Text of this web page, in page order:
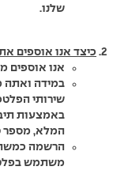
שלנו.
כיצד אנו אוספים
אנו אוספים
במידה ואתה
שירותי
באמצעות
המלא, מספר
הרשמה
משתמש